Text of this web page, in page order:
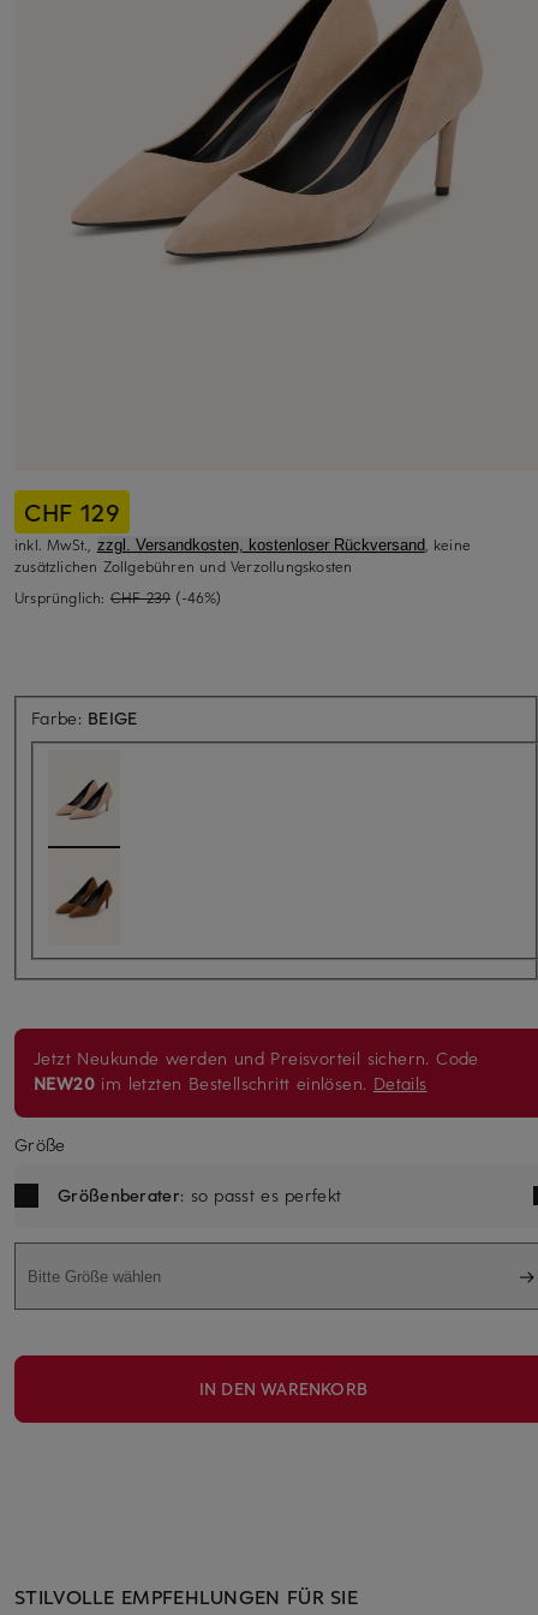
CHF 129
inkl. MwSt., zzgl. Versandkosten, kostenloser Rückversand, keine
zusätzlichen Zollgebühren und Verzollungskosten
Ursprünglich: CHF 239 (-46%)
Farbe: BEIGE
Jetzt Neukunde werden und Preisvorteil sichern. Code
NEW20 im letzten Bestellschritt einlösen. Details
Größe
Größenberater: so passt es perfekt
Bitte Größe wählen
IN DEN WARENKORB
STILVOLLE EMPFEHLUNGEN FÜR SIE